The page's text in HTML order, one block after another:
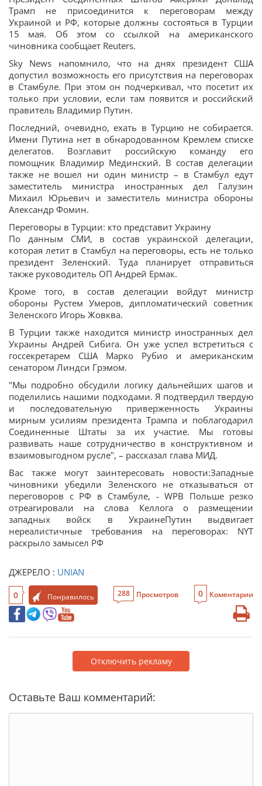
Трамп не присоединится к переговорам между
Украиной и РФ, которые должны состояться в Турции
15 мая. Об этом со ссылкой на американского
чиновника сообщает Reuters.
Sky News напомнило, что на днях президент США
допустил возможность его присутствия на переговорах
в Стамбуле. При этом он подчеркивал, что посетит их
только при условии, если там появится и российский
правитель Владимир Путин.
Последний, очевидно, ехать в Турцию не собирается.
Имени Путина нет в обнародованном Кремлем списке
делегатов. Возглавит российскую команду его
помощник Владимир Мединский. В состав делегации
также не вошел ни один министр – в Стамбул едут
заместитель министра иностранных дел Галузин
Михаил Юрьевич и заместитель министра обороны
Александр Фомин.
Переговоры в Турции: кто представит Украину
По данным СМИ, в состав украинской делегации,
которая летит в Стамбул на переговоры, есть не только
президент Зеленский. Туда планирует отправиться
также руководитель ОП Андрей Ермак.
Кроме того, в состав делегации войдут министр
обороны Рустем Умеров, дипломатический советник
Зеленского Игорь Жовква.
В Турции также находится министр иностранных дел
Украины Андрей Сибига. Он уже успел встретиться с
госсекретарем США Марко Рубио и американским
сенатором Линдси Грэмом.
"Мы подробно обсудили логику дальнейших шагов и
поделились нашими подходами. Я подтвердил твердую
и последовательную приверженность Украины
мирным усилиям президента Трампа и поблагодарил
Соединенные Штаты за их участие. Мы готовы
развивать наше сотрудничество в конструктивном и
взаимовыгодном русле", – рассказал глава МИД.
Вас также могут заинтересовать новости:Западные
чиновники убедили Зеленского не отказываться от
переговоров с РФ в Стамбуле, - WPВ Польше резко
отреагировали на слова Келлога о размещении
западных войск в УкраинеПутин выдвигает
нереалистичные требования на переговорах: NYT
раскрыло замысел РФ
ДЖЕРЕЛО : UNIAN
0 Понравилось 288 Просмотров 0 Коментарии
Отключить рекламу
Оставьте Ваш комментарий: